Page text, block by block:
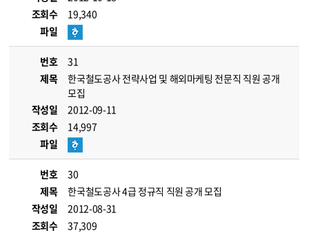
조회수
19,340
파일
번호
31
제목
한국철도공사 전략사업 및 해외마케팅 전문직 직원 공개
모집
작성일
2012-09-11
조회수
14,997
파일
번호
30
제목
한국철도공사 4급 정규직 직원 공개 모집
작성일
2012-08-31
조회수
37,309